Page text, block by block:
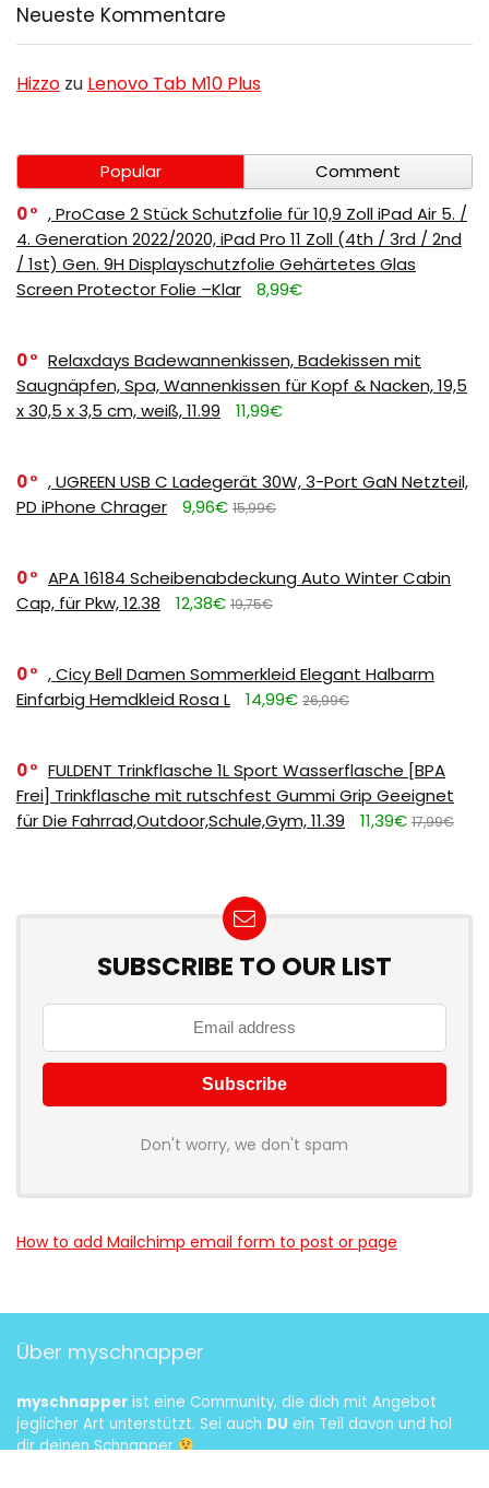
Neueste Kommentare
Hizzo zu Lenovo Tab M10 Plus
Popular
Comment
0
, ProCase 2 Stück Schutzfolie für 10,9 Zoll iPad Air 5. /
4. Generation 2022/2020, iPad Pro 11 Zoll (4th / 3rd / 2nd
/ 1st) Gen. 9H Displayschutzfolie Gehärtetes Glas
Screen Protector Folie –Klar
8,99€
0
Relaxdays Badewannenkissen, Badekissen mit
Saugnäpfen, Spa, Wannenkissen für Kopf & Nacken, 19,5
x 30,5 x 3,5 cm, weiß, 11.99
11,99€
0
, UGREEN USB C Ladegerät 30W, 3-Port GaN Netzteil,
PD iPhone Chrager
9,96€ 15,99€
0
APA 16184 Scheibenabdeckung Auto Winter Cabin
Cap, für Pkw, 12.38
12,38€ 19,75€
0
, Cicy Bell Damen Sommerkleid Elegant Halbarm
Einfarbig Hemdkleid Rosa L
14,99€ 26,99€
0
FULDENT Trinkflasche 1L Sport Wasserflasche [BPA
Frei] Trinkflasche mit rutschfest Gummi Grip Geeignet
für Die Fahrrad,Outdoor,Schule,Gym, 11.39
11,39€ 17,99€
SUBSCRIBE TO OUR LIST
Don't worry, we don't spam
How to add Mailchimp email form to post or page
Über myschnapper
myschnapper ist eine Community, die dich mit Angebot
jeglicher Art unterstützt. Sei auch DU ein Teil davon und hol
dir deinen Schnapper